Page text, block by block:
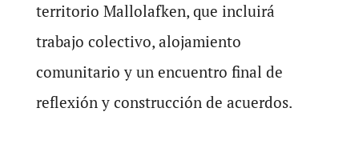
territorio Mallolafken, que incluirá
trabajo colectivo, alojamiento
comunitario y un encuentro final de
reflexión y construcción de acuerdos.